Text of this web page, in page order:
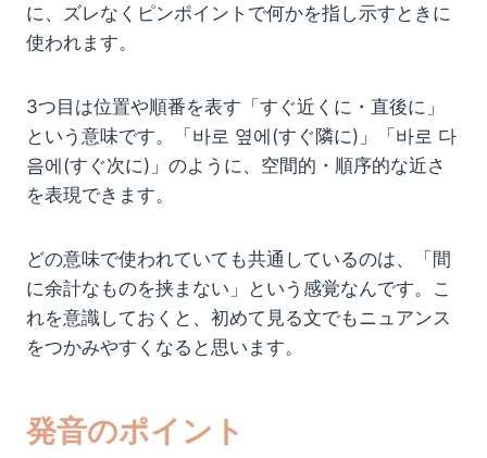
に、ズレなくピンポイントで何かを指し示すときに
使われます。
3つ目は位置や順番を表す「すぐ近くに・直後に」
という意味です。「바로 옆에(すぐ隣に)」「바로 다
음에(すぐ次に)」のように、空間的・順序的な近さ
を表現できます。
どの意味で使われていても共通しているのは、「間
に余計なものを挟まない」という感覚なんです。こ
れを意識しておくと、初めて見る文でもニュアンス
をつかみやすくなると思います。
発音のポイント